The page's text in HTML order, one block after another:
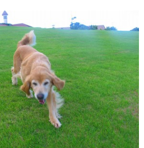
アクセスマップ
お問い合わせ